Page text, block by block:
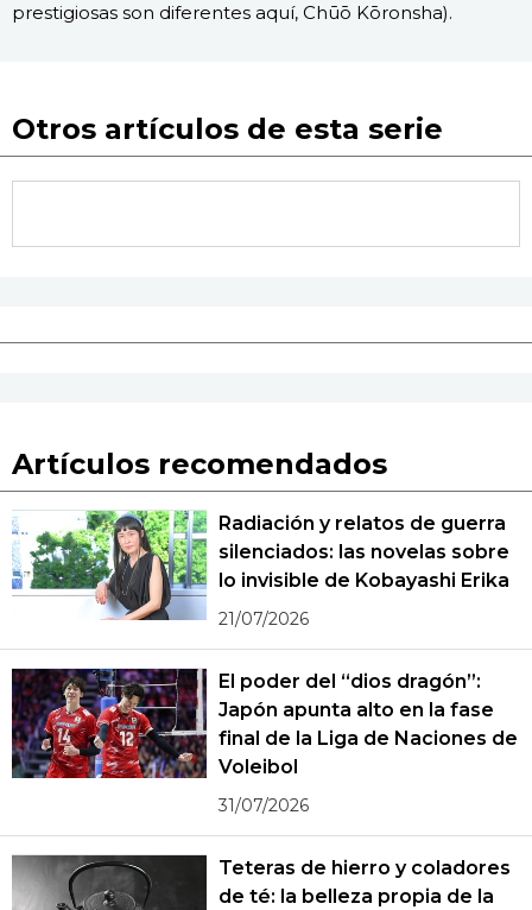
prestigiosas son diferentes aquí, Chūō Kōronsha).
Otros artículos de esta serie
Artículos recomendados
Radiación y relatos de guerra
silenciados: las novelas sobre
lo invisible de Kobayashi Erika
21/07/2026
El poder del “dios dragón”:
Japón apunta alto en la fase
final de la Liga de Naciones de
Voleibol
31/07/2026
Teteras de hierro y coladores
de té: la belleza propia de la